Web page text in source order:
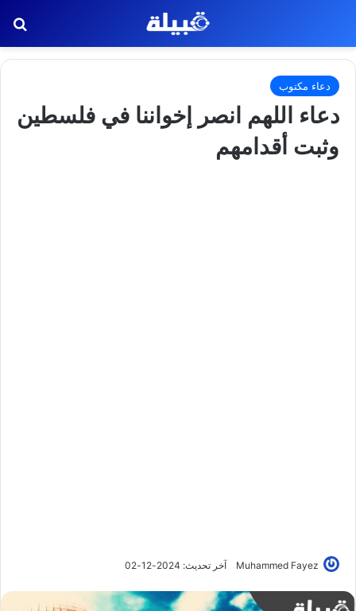
دعاء مكتوب
دعاء اللهم انصر إخواننا في فلسطين
وثبت أقدامهم
Muhammed Fayez آخر تحديث: 2024-12-02